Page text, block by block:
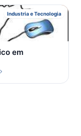
Industria e Tecnologia
em